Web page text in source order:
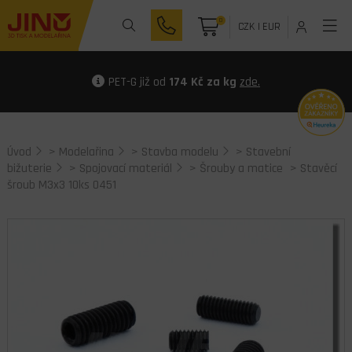
0 CZK| EUR
PET-G již od 174 Kč za kg zde.
Úvod > Modelařina > Stavba modelu > Stavební
bižuterie
> Spojovací materiál > Šrouby a matice > Stavěcí
šroub M3x3 10ks 0451